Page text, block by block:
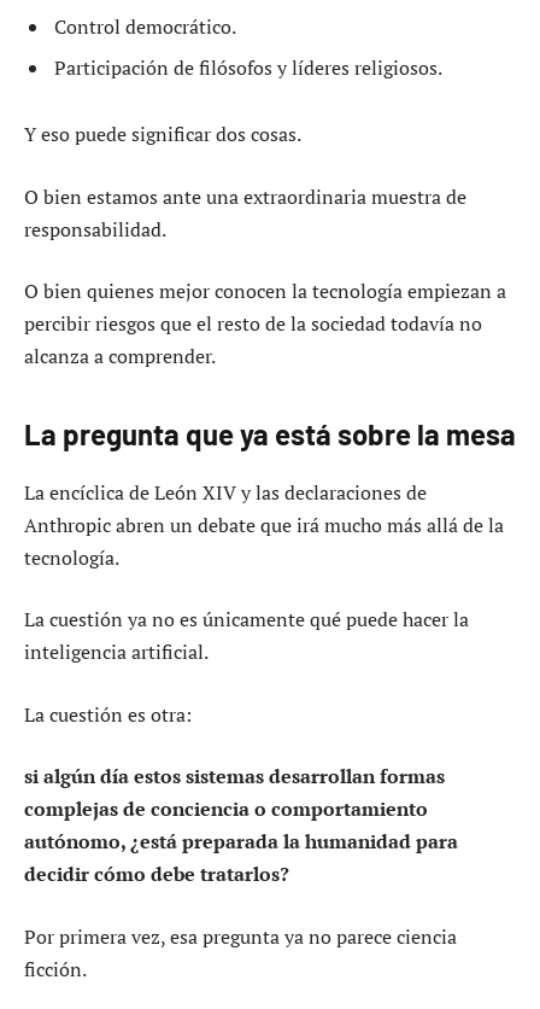
Control democrático.
Participación de filósofos y líderes religiosos.
Y eso puede significar dos cosas.
O bien estamos ante una extraordinaria muestra de
responsabilidad.
O bien quienes mejor conocen la tecnología empiezan a
percibir riesgos que el resto de la sociedad todavía no
alcanza a comprender.
La pregunta que ya está sobre la mesa
La encíclica de León XIV y las declaraciones de
Anthropic abren un debate que irá mucho más allá de la
tecnología.
La cuestión ya no es únicamente qué puede hacer la
inteligencia artificial.
La cuestión es otra:
si algún día estos sistemas desarrollan formas
complejas de conciencia o comportamiento
autónomo, ¿está preparada la humanidad para
decidir cómo debe tratarlos?
Por primera vez, esa pregunta ya no parece ciencia
ficción.